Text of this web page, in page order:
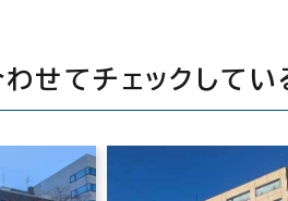
せてチェックしてい